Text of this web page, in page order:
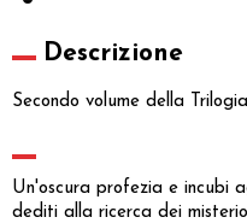
Descrizione
Secondo volume della
Un'oscura profezia e incubi
dediti alla ricerca dei